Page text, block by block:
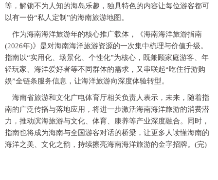
等，解锁不为人知的海岛乐趣，独具特色的内容让每位游客都可
以有一份“私人定制”的海南旅游地图。
作为海南海洋旅游年的核心推广载体，《海南海洋旅游指南
(2026年)》是对海南海洋旅游资源的一次集中梳理与价值升级。
指南以“实用化、场景化、个性化”为核心，既兼顾家庭游客、年
轻玩家、海洋爱好者等不同群体的需求，又串联起“吃住行游购
娱”全链条服务信息，让海洋旅游向深度体验转型。
海南省旅游和文化广电体育厅相关负责人表示，未来，随着指
南的广泛传播与落地应用，将进一步激活海南海洋旅游的消费潜
力，推动滨海旅游与文化、体育、康养等产业深度融合。同时，
指南也将成为海南与全国游客对话的桥梁，让更多人读懂海南的
海洋之美、文化之韵，持续擦亮海南海洋旅游的金字招牌。(完)